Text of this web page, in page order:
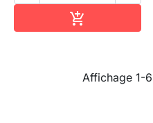

Affichage 1-